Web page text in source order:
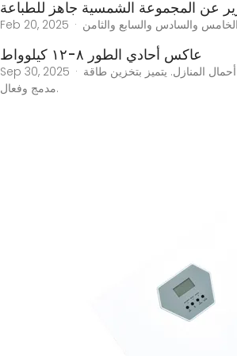
عن المجموعة الشمسية جاهز للطباعة
عاكس أحادي الطور ٨-١٢ كيلوواط
Sep 30, 2025 · محول طاقة هجين من نامكو بقدرة 10 كيلوواط يدعم الاستخدام داخل الشبكة وخارجها. يشحن البطاريات بالطاقة الشمسية، ويغذي أحمال المنازل. يتميز بتخزين طاقة
مدمج وفعال.